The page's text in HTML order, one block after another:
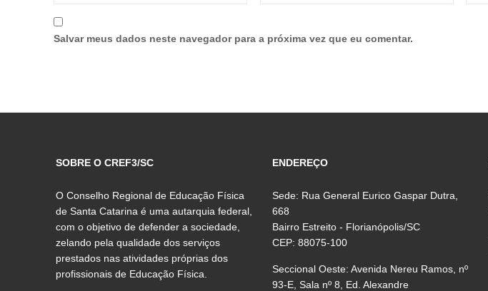
Salvar meus dados neste navegador para a próxima vez que eu comentar.
SOBRE O CREF3/SC
O Conselho Regional de Educação Física
de Santa Catarina é uma autarquia federal,
com o objetivo de defender a sociedade,
zelando pela qualidade dos serviços
prestados nas atividades próprias dos
profissionais de Educação Física.
ENDEREÇO
Sede: Rua General Eurico Gaspar Dutra,
668
Bairro Estreito - Florianópolis/SC
CEP: 88075-100
Seccional Oeste: Avenida Nereu Ramos, nº
93-E, Sala nº 8, Ed. Alexandre